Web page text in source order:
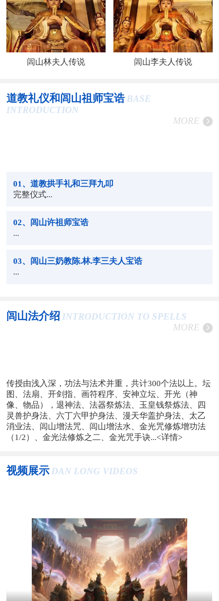
闾山林夫人传说 闾山李夫人传说
道教礼仪和闾山祖师宝诰 BASE
INTRODUCTION
MORE
01 、道教拱手礼和三拜九叩
完整仪式...
02、闾山许祖师宝诰
...
03、闾山三奶教陈.林.李三夫人宝诰
...
闾山法介绍 INTRODUCTION TO SPELLS
MORE
传授由浅入深，功法与法术并重，共计300个法以上。坛
图、法扇、开剑指、画符程序、安神立坛、开光（神
像、物品），退神法、法器祭炼法、玉皇钱祭炼法、四
灵兽护身法、六丁六甲护身法、漫天华盖护身法、太乙
消业法、闾山增法咒、闾山增法水、金光咒修炼增功法
（1/2）、金光法修炼之二、金光咒手诀...<详情>
视频展示 DAN LONG VIDEOS